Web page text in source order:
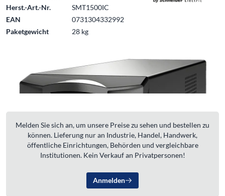
Herst.-Art.-Nr.
SMT1500IC
EAN
0731304332992
Paketgewicht
28 kg
Melden Sie sich an, um unsere Preise zu sehen und bestellen zu
können. Lieferung nur an Industrie, Handel, Handwerk,
öffentliche Einrichtungen, Behörden und vergleichbare
Institutionen. Kein Verkauf an Privatpersonen!
Anmelden